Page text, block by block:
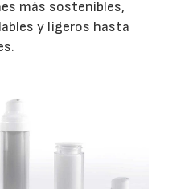
más sostenibles,
y ligeros hasta